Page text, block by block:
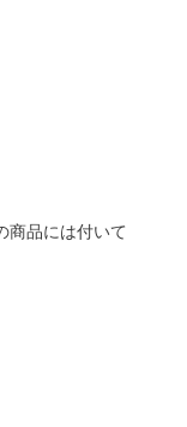
商品には付いて